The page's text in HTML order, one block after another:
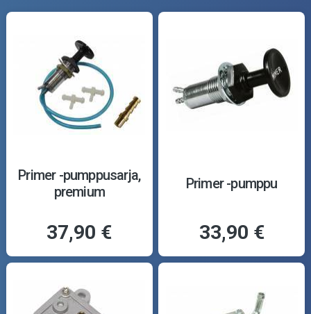
Primer -pumppusarja,
premium
37,90 €
Primer -pumppu
33,90 €